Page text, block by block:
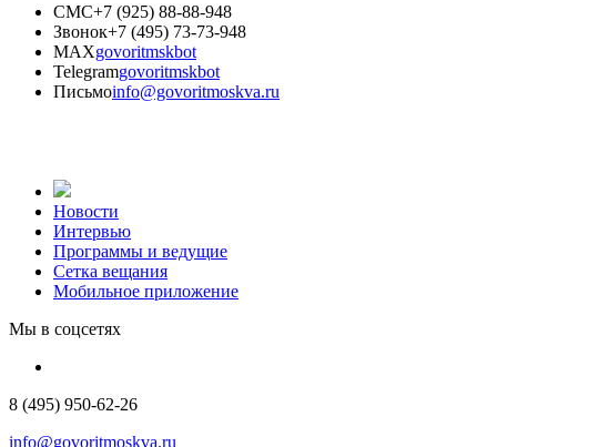
СМС+7 (925) 88-88-948
Звонок+7 (495) 73-73-948
MAXgovoritmskbot
Telegramgovoritmskbot
Письмоinfo@govoritmoskva.ru
Новости
Интервью
Программы и ведущие
Сетка вещания
Мобильное приложение
Мы в соцсетях
8 (495) 950-62-26
info@govoritmoskva.ru